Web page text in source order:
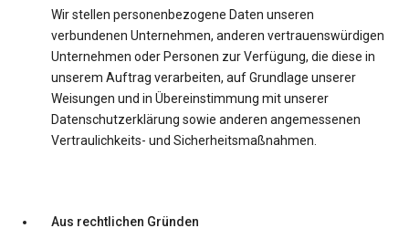
Wir stellen personenbezogene Daten unseren
verbundenen Unternehmen, anderen vertrauenswürdigen
Unternehmen oder Personen zur Verfügung, die diese in
unserem Auftrag verarbeiten, auf Grundlage unserer
Weisungen und in Übereinstimmung mit unserer
Datenschutzerklärung sowie anderen angemessenen
Vertraulichkeits- und Sicherheitsmaßnahmen.
Aus rechtlichen Gründen